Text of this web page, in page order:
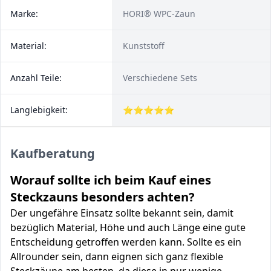
Marke: HORI® WPC-Zaun
Material: Kunststoff
Anzahl Teile: Verschiedene Sets
Langlebigkeit: ⭐⭐⭐⭐⭐
Kaufberatung
Worauf sollte ich beim Kauf eines
Steckzauns besonders achten?
Der ungefähre Einsatz sollte bekannt sein, damit
bezüglich Material, Höhe und auch Länge eine gute
Entscheidung getroffen werden kann. Sollte es ein
Allrounder sein, dann eignen sich ganz flexible